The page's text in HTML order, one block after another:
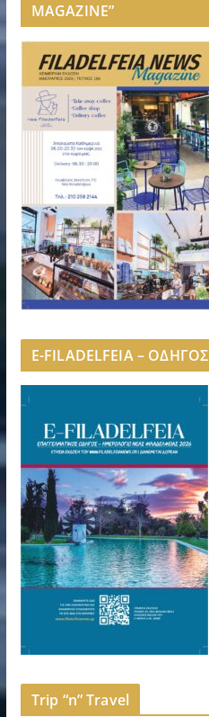
MAGAZINE”
E-FILADELFEIA –
Trip “n” Travel